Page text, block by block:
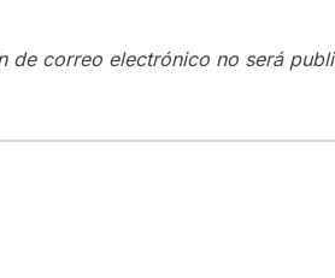
de correo electrónico no será